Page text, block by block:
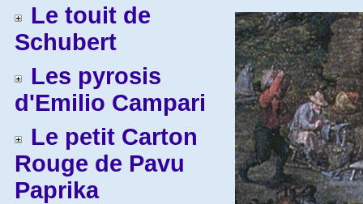
Le touit de
Schubert
Les pyrosis
d'Emilio Campari
Le petit Carton
Rouge de Pavu
Paprika